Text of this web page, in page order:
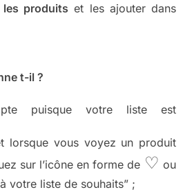
les produits et les ajouter dans
t-il ?
puisque votre liste est
lorsque vous voyez un produit
sur l’icône en forme de ♡ ou
votre liste de souhaits” ;